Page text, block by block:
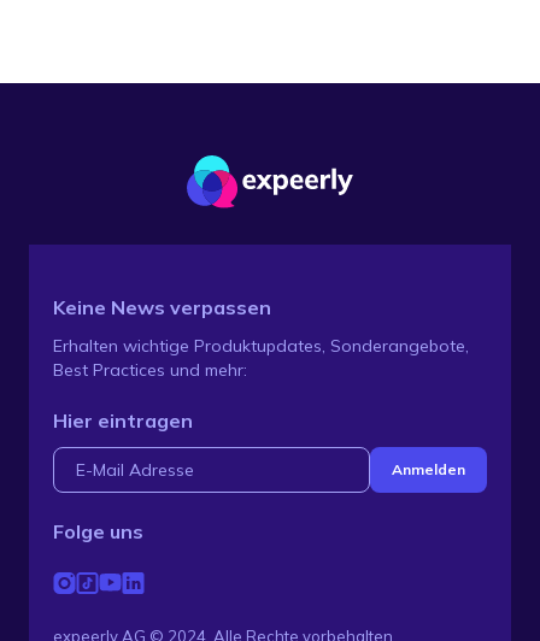
Keine News verpassen
Erhalten wichtige Produktupdates, Sonderangebote,
Best Practices und mehr:
Hier eintragen
Folge uns
expeerly AG © 2024. Alle Rechte vorbehalten.